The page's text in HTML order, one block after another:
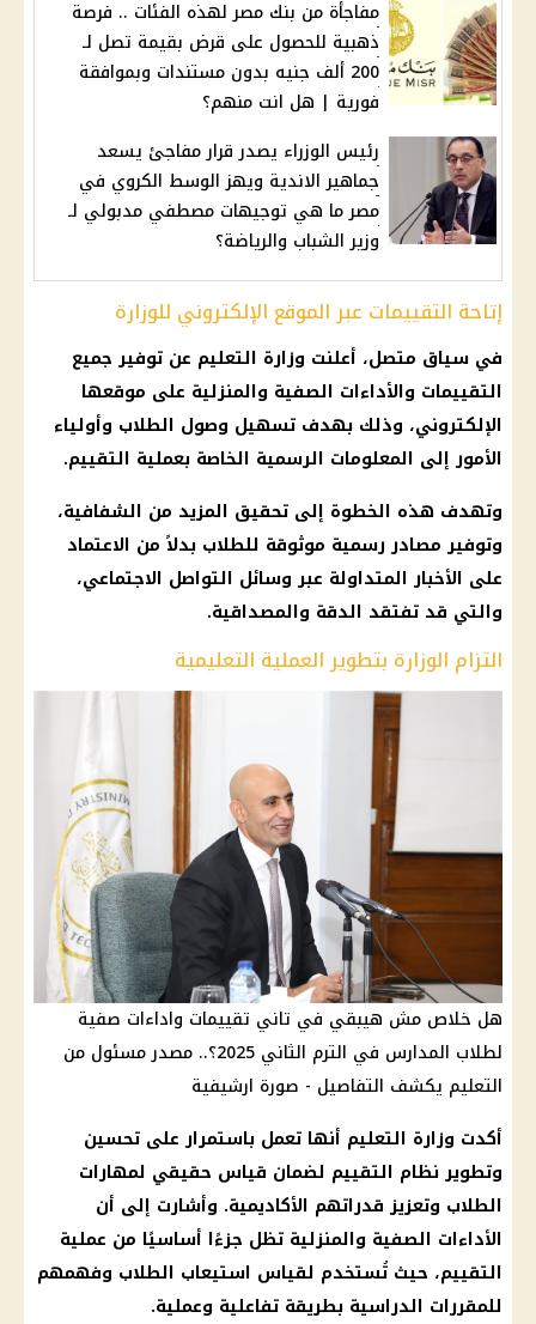
مفاجأة من بنك مصر لهذه الفئات .. فرصة
ذهبية للحصول على قرض بقيمة تصل لـ
200 ألف جنيه بدون مستندات وبموافقة
فورية | هل انت منهم؟
رئيس الوزراء يصدر قرار مفاجئ يسعد
جماهير الاندية ويهز الوسط الكروي في
مصر ما هي توجيهات مصطفي مدبولي لـ
وزير الشباب والرياضة؟
إتاحة التقييمات عبر الموقع الإلكتروني للوزارة
في سياق متصل، أعلنت وزارة التعليم عن توفيرجميع
التقييمات والأداءات الصفية والمنزلية على موقعها
الإلكتروني، وذلك بهدف تسهيل وصول الطلاب وأولياء
الأمور إلى المعلومات الرسمية الخاصة بعملية التقييم.
وتهدف هذه الخطوة إلى تحقيق المزيد من الشفافية،
وتوفير مصادر رسمية موثوقة للطلاب بدلاً من الاعتماد
على الأخبار المتداولة عبر وسائل التواصل الاجتماعي،
والتي قد تفتقد الدقة والمصداقية.
التزام الوزارة بتطوير العملية التعليمية
هل خلاص مش هيبقي في تاني تقييمات واداءات صفية
لطلاب المدارس في الترم الثاني 2025؟.. مصدر مسئول من
التعليم يكشف التفاصيل - صورة ارشيفية
أكدت وزارة التعليم أنها تعمل باستمرار على تحسين
وتطوير نظام التقييم لضمان قياس حقيقي لمهارات
الطلاب وتعزيز قدراتهم الأكاديمية. وأشارت إلى أن
الأداءات الصفية والمنزلية تظل جزءًا أساسيًا من عملية
التقييم، حيث تُستخدم لقياس استيعاب الطلاب وفهمهم
للمقررات الدراسية بطريقة تفاعلية وعملية.